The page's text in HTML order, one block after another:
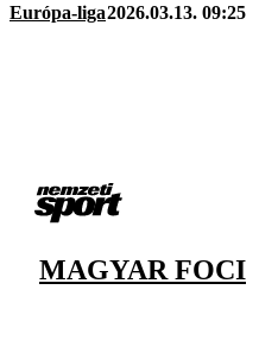
Európa-liga2026.03.13. 09:25
MAGYAR FOCI